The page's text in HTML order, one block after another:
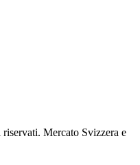
Mercato Svizzera e